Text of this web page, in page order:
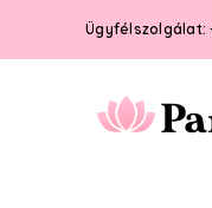
Ügyfélszolgálat: